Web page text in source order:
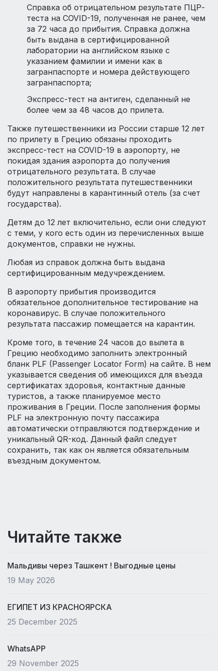
Справка об отрицательном результате ПЦР-
теста на COVID-19, полученная не ранее, чем
за 72 часа до прибытия. Справка должна
быть выдана в сертифицированной
лаборатории на английском языке с
указанием фамилии и имени как в
загранпаспорте и номера действующего
загранпаспорта;
Экспресс-тест на антиген, сделанный не
более чем за 48 часов до прилета.
Также путешественники из России старше 12 лет
по прилету в Грецию обязаны проходить
экспресс-тест на COVID-19 в аэропорту, не
покидая здания аэропорта до получения
отрицательного результата. В случае
положительного результата путешественники
будут направлены в карантинный отель (за счет
государства).
Детям до 12 лет включительно, если они следуют
с теми, у кого есть один из перечисленных выше
документов, справки не нужны.
Любая из справок должна быть выдана
сертифицированным медучреждением.
В аэропорту прибытия производится
обязательное дополнительное тестирование на
коронавирус. В случае положительного
результата пассажир помещается на карантин.
Кроме того, в течение 24 часов до вылета в
Грецию необходимо заполнить электронный
бланк PLF (Passenger Locator Form) на сайте. В нем
указывается сведения об имеющихся для въезда
сертификатах здоровья, контактные данные
туристов, а также планируемое место
проживания в Греции. После заполнения формы
PLF на электронную почту пассажира
автоматически отправляются подтверждение и
уникальный QR-код. Данный файл следует
сохранить, так как он является обязательным
въездным документом.
Читайте также
Мальдивы через Ташкент ! Выгодные цены
19 May 2026
ЕГИПЕТ ИЗ КРАСНОЯРСКА
25 December 2025
WhatsAPP
29 November 2025